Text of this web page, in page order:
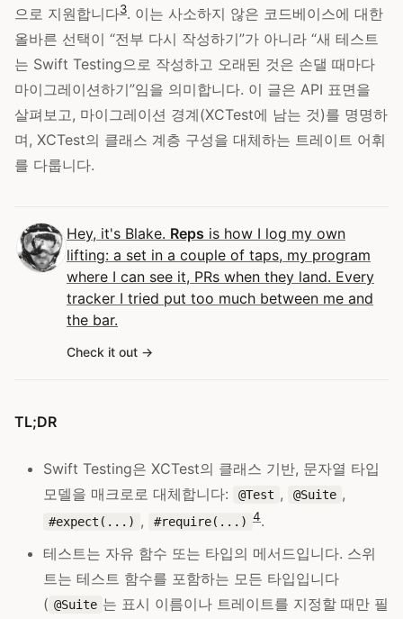
으로 지원합니다3. 이는 사소하지 않은 코드베이스에 대한
올바른 선택이 “전부 다시 작성하기”가 아니라 “새 테스트
는 Swift Testing으로 작성하고 오래된 것은 손댈 때마다
마이그레이션하기”임을 의미합니다. 이 글은 API 표면을
살펴보고, 마이그레이션 경계(XCTest에 남는 것)를 명명하
며, XCTest의 클래스 계층 구성을 대체하는 트레이트 어휘
를 다룹니다.
Hey, it's Blake. Reps is how I log my own
lifting: a set in a couple of taps, my program
where I can see it, PRs when they land. Every
tracker I tried put too much between me and
the bar.
Check it out
TL;DR
Swift Testing은 XCTest의 클래스 기반, 문자열 타입
모델을 매크로로 대체합니다:
@Test , @Suite ,
#expect(...) , #require(...) 4.
테스트는 자유 함수 또는 타입의 메서드입니다. 스위
트는 테스트 함수를 포함하는 모든 타입입니다
( @Suite 는 표시 이름이나 트레이트를 지정할 때만 필